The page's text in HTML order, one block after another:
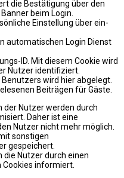
die Bestätigung über den
beim Login.
Einstellung über ein-
automatischen Login Dienst
ID. Mit diesem Cookie wird
Nutzer identifiziert.
wird hier abgelegt.
Beiträgen für Gäste.
der Nutzer werden durch
Daher ist eine
Nutzer nicht mehr möglich.
sonstigen
gespeichert.
Nutzer durch einen
Cookies informiert.